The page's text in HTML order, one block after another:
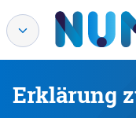
Erklärung